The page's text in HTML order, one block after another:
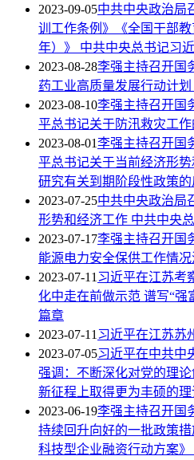
2023-09-05中共中央政治局
训工作条例》《全国干部
年）》 中共中央总书记习
2023-08-28李强主持召开国
药工业高质量发展行动计
2023-08-10李强主持召开国
平总书记关于防汛救灾工
2023-08-01李强主持召开国
平总书记关于当前经济形
研究有关到期阶段性政策
2023-07-25中共中央政治局
形势和经济工作 中共中央
2023-07-17李强主持召开国
能源电力安全保供工作情
2023-07-11习近平在江苏考
化中走在前做示范 谱写“强
篇章
2023-07-11习近平在江苏苏
2023-07-05习近平在中共中
强调：不断深化对党的理
新征程上取得更为丰硕的
2023-06-19李强主持召开国
持续回升向好的一批政策
科技型企业融资行动方案